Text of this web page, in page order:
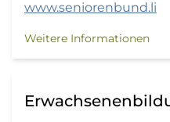
www.seniorenbund.li
Weitere Informationen